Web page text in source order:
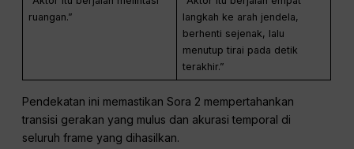
Mengontrol Aksi dan Waktu dengan
kamera dan satu tindakan subjek. Gunakan ketukan
atau hitungan untuk menggambarkan waktu guna menjaga
ritme dan kesan realistis.